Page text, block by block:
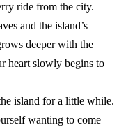
ride from the city.
and the island’s
deeper with the
heart slowly begins to
island for a little while.
wanting to come